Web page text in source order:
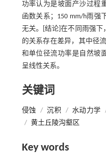
功率认为是坡面产沙过程
函数关系；150 mm/h雨强
无关。[结论]在不同雨强下
的关系存在差异，其中径
和单位径流功率是自然坡
呈线性关系。
关键词
侵蚀 / 沉积 / 水动力学
/ 黄土丘陵沟壑区
Key words